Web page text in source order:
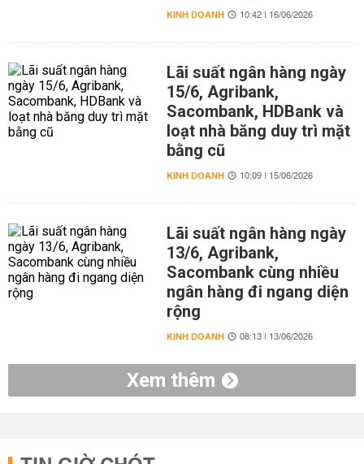
KINH DOANH 10:42 | 16/06/2026
Lãi suất ngân hàng ngày
15/6, Agribank,
Sacombank, HDBank và
loạt nhà băng duy trì mặt
bằng cũ
KINH DOANH 10:09 | 15/06/2026
Lãi suất ngân hàng ngày
13/6, Agribank,
Sacombank cùng nhiều
ngân hàng đi ngang diện
rộng
KINH DOANH 08:13 | 13/06/2026
Xem thêm